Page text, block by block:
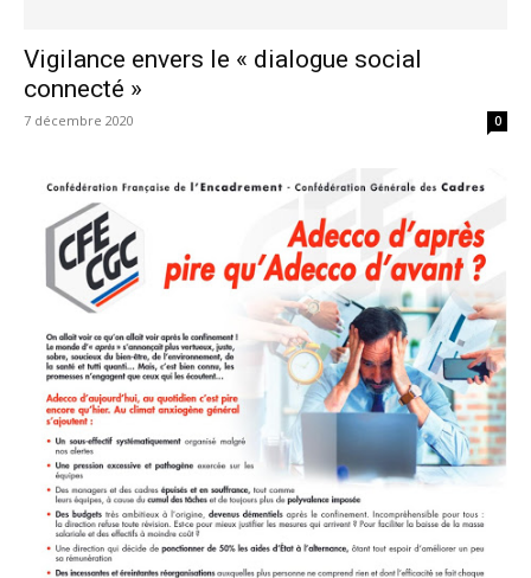
Vigilance envers le « dialogue social
connecté »
7 décembre 2020 0